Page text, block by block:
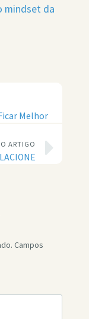
mindset da
Melhor
ARTIGO
Campos